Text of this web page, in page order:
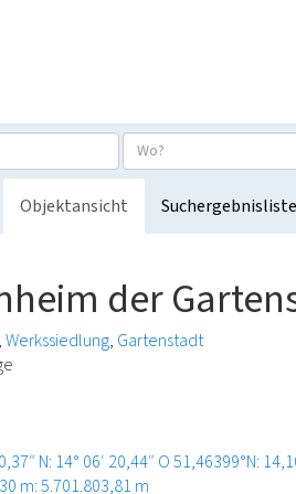
Objektansicht Suchergebnisliste
der
Werkssiedlung Gartenstadt
N: 14° 06′ 20,44″ O51,46399°N:
m: 5.701.803,81 m